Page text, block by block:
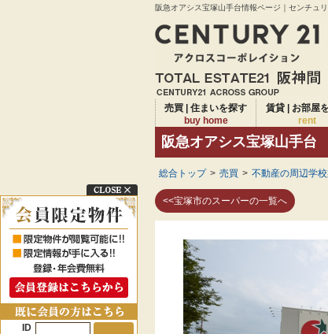
阪急オアシス宝塚山手台情報ページ｜センチュ
売買 | 住まいを探す
buy home
賃貸 | お部屋
rent
阪急オアシス宝塚山手台
総合トップ > 売買 > 不動産の周辺学
<<宝塚市のスーパーの一覧へ
ID